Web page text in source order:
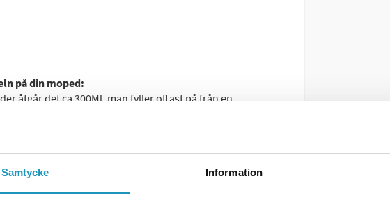
Samtycke Information
på din moped:
åtgår det ca 300Ml, man fyller oftast på från en
bak som också fungerar som
rinna ut.
om du är osäker på hur man byter olja i